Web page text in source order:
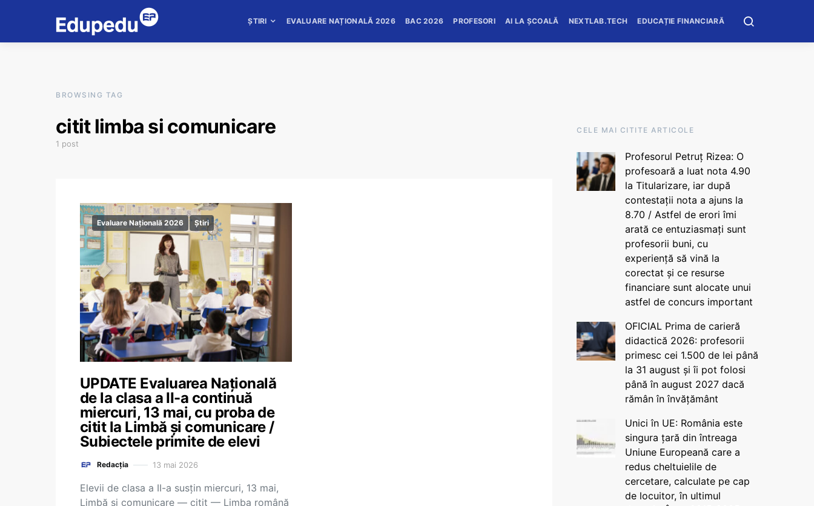
ȘTIRI EVALUARE NAȚIONALĂ 2026 BAC 2026 PROFESORI AI LA ȘCOALĂ NEXTLAB.TECH EDUCAȚIE FINANCIARĂ
BROWSING TAG
citit limba si comunicare
1 post
Evaluare Națională 2026 Știri
UPDATE Evaluarea Națională
de la clasa a II-a continuă
miercuri, 13 mai, cu proba de
citit la Limbă și comunicare /
Subiectele primite de elevi
Redacția 13 mai 2026
Elevii de clasa a II-a susțin miercuri, 13 mai,
Limbă și comunicare — citit — Limba română
CELE MAI CITITE ARTICOLE
Profesorul Petruț Rizea: O
profesoară a luat nota 4.90
la Titularizare, iar după
contestații nota a ajuns la
8.70 / Astfel de erori îmi
arată ce entuziasmați sunt
profesorii buni, cu
experiență să vină la
corectat și ce resurse
financiare sunt alocate unui
astfel de concurs important
OFICIAL Prima de carieră
didactică 2026: profesorii
primesc cei 1.500 de lei până
la 31 august și îi pot folosi
până în august 2027 dacă
rămân în învățământ
Unici în UE: România este
singura țară din întreaga
Uniune Europeană care a
redus cheltuielile de
cercetare, calculate pe cap
de locuitor, în ultimul